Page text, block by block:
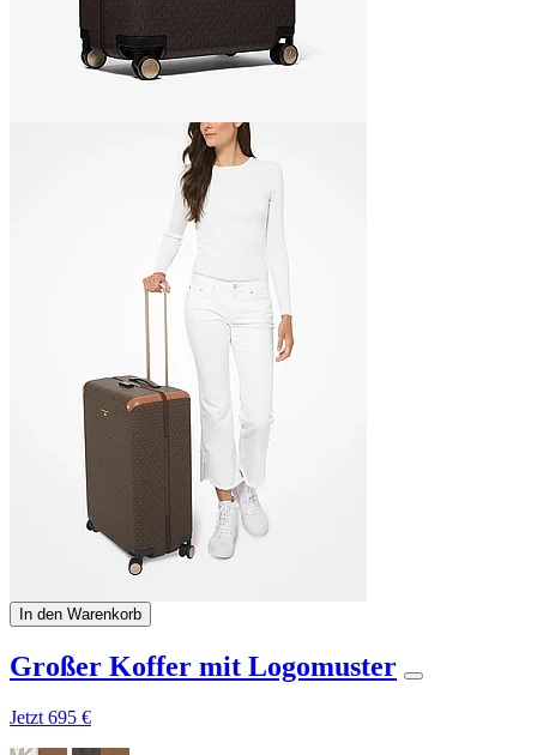
In den Warenkorb
Großer Koffer mit Logomuster
Jetzt 695 €